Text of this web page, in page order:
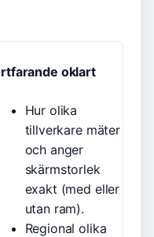
oklart
Hur olika
tillverkare mäter
och anger
skärmstorlek
exakt (med eller
utan ram).
Regional olika